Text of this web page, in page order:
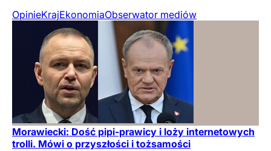
OpinieKrajEkonomiaObserwator mediów
Morawiecki: Dość pipi-prawicy i loży internetowych
trolli. Mówi o przyszłości i tożsamości